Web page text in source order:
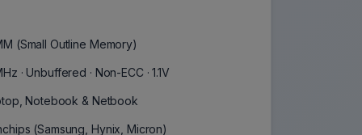
(Small Outline Memory)
· Unbuffered · Non-ECC · 1.1V
Notebook & Netbook
(Samsung, Hynix, Micron)